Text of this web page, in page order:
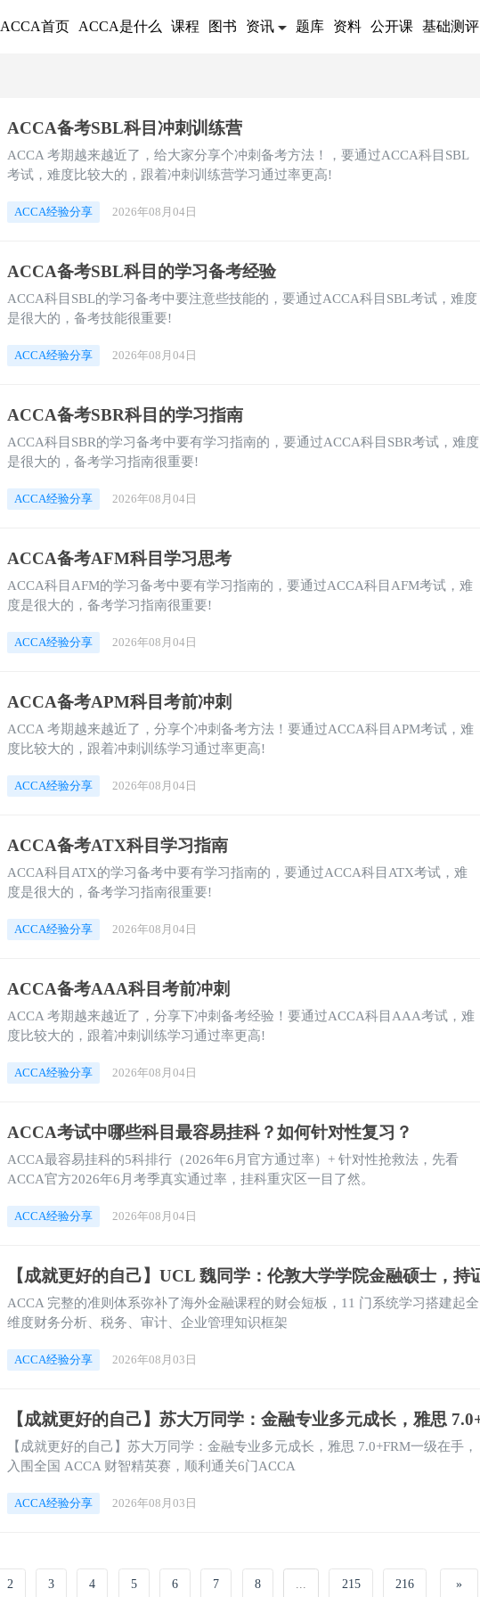
ACCA首页 ACCA是什么 课程 图书 资讯 题库 资料 公开课 基础测评
ACCA备考SBL科目冲刺训练营
ACCA 考期越来越近了，给大家分享个冲刺备考方法！，要通过ACCA科目SBL
考试，难度比较大的，跟着冲刺训练营学习通过率更高!
ACCA经验分享 2026年08月04日
ACCA备考SBL科目的学习备考经验
ACCA科目SBL的学习备考中要注意些技能的，要通过ACCA科目SBL考试，难度
是很大的，备考技能很重要!
ACCA经验分享 2026年08月04日
ACCA备考SBR科目的学习指南
ACCA科目SBR的学习备考中要有学习指南的，要通过ACCA科目SBR考试，难度
是很大的，备考学习指南很重要!
ACCA经验分享 2026年08月04日
ACCA备考AFM科目学习思考
ACCA科目AFM的学习备考中要有学习指南的，要通过ACCA科目AFM考试，难
度是很大的，备考学习指南很重要!
ACCA经验分享 2026年08月04日
ACCA备考APM科目考前冲刺
ACCA 考期越来越近了，分享个冲刺备考方法！要通过ACCA科目APM考试，难
度比较大的，跟着冲刺训练学习通过率更高!
ACCA经验分享 2026年08月04日
ACCA备考ATX科目学习指南
ACCA科目ATX的学习备考中要有学习指南的，要通过ACCA科目ATX考试，难
度是很大的，备考学习指南很重要!
ACCA经验分享 2026年08月04日
ACCA备考AAA科目考前冲刺
ACCA 考期越来越近了，分享下冲刺备考经验！要通过ACCA科目AAA考试，难
度比较大的，跟着冲刺训练学习通过率更高!
ACCA经验分享 2026年08月04日
ACCA考试中哪些科目最容易挂科？如何针对性复习？
ACCA最容易挂科的5科排行（2026年6月官方通过率）+ 针对性抢救法，先看
ACCA官方2026年6月考季真实通过率，挂科重灾区一目了然。
ACCA经验分享 2026年08月04日
ACCA 完整的准则体系弥补了海外金融课程的财会短板，11 门系统学习搭建起全
维度财务分析、税务、审计、企业管理知识框架
ACCA经验分享 2026年08月03日
【成就更好的自己】苏大万同学：金融专业多元成长，雅思 7.0+FRM一级在手，
入围全国 ACCA 财智精英赛，顺利通关6门ACCA
ACCA经验分享 2026年08月03日
2 3 4 5 6 7 8 ... 215 216 »